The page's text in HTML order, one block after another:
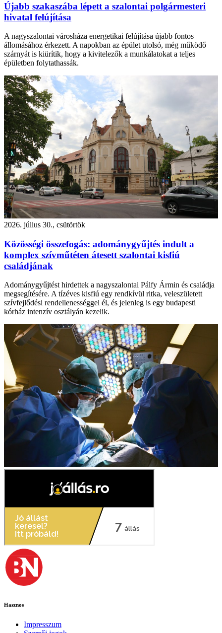
Újabb szakaszába lépett a szalontai polgármesteri
hivatal felújítása
A nagyszalontai városháza energetikai felújítása újabb fontos
állomásához érkezett. A napokban az épület utolsó, még működő
szárnyát is kiürítik, hogy a kivitelezők a munkálatokat a teljes
épületben folytathassák.
2026. július 30., csütörtök
Közösségi összefogás: adománygyűjtés indult a
komplex szívműtéten átesett szalontai kisfiú
családjának
Adománygyűjtést hirdettek a nagyszalontai Pálfy Ármin és családja
megsegítésére. A tízéves kisfiú egy rendkívül ritka, veleszületett
szívfejlődési rendellenességgel él, és jelenleg is egy budapesti
kórház intenzív osztályán kezelik.
Hasznos
Impresszum